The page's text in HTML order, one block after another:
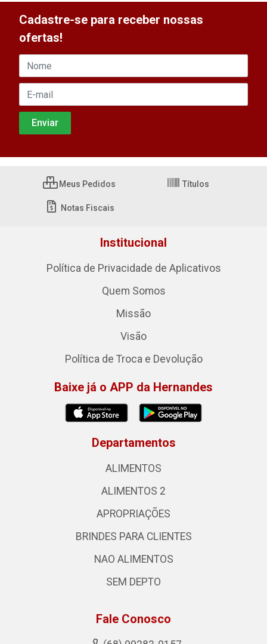
Cadastre-se para receber nossas
ofertas!
Meus Pedidos Títulos
Notas Fiscais
Institucional
Política de Privacidade de Aplicativos
Quem Somos
Missão
Visão
Política de Troca e Devolução
Baixe já o APP da Hernandes
Departamentos
ALIMENTOS
ALIMENTOS 2
APROPRIAÇÕES
BRINDES PARA CLIENTES
NAO ALIMENTOS
SEM DEPTO
Fale Conosco